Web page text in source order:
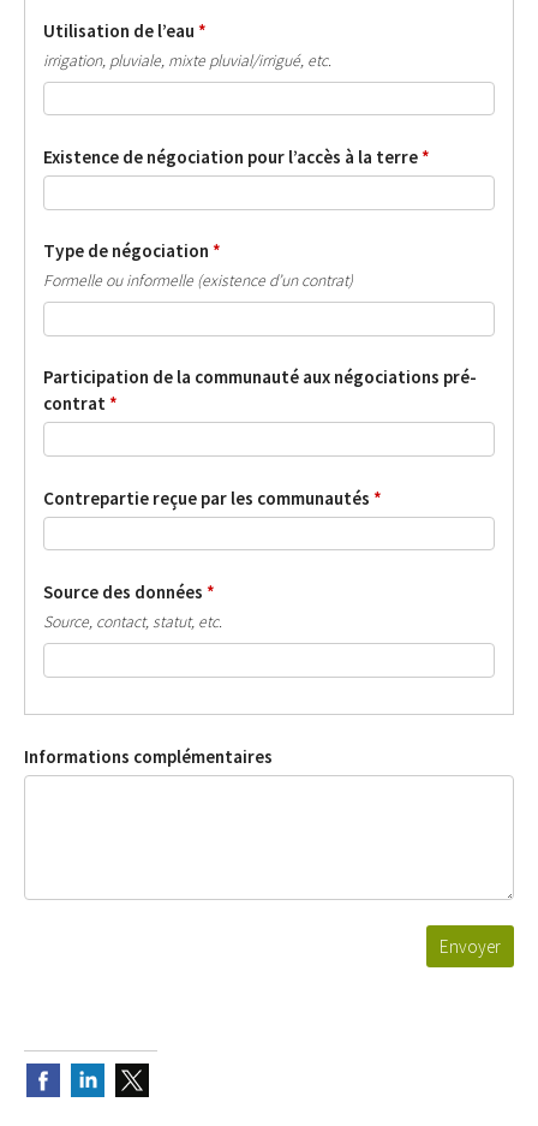
Utilisation de l’eau *
irrigation, pluviale, mixte pluvial/irrigué, etc.
Existence de négociation pour l’accès à la terre *
Type de négociation *
Formelle ou informelle (existence d’un contrat)
Participation de la communauté aux négociations pré-
contrat *
Contrepartie reçue par les communautés *
Source des données *
Source, contact, statut, etc.
Informations complémentaires
Envoyer